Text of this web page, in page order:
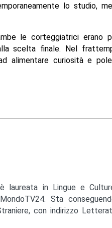
lo studio,
le corteggiatrici erano
scelta finale. Nel
alimentare curiosità e
laureata in Lingue e
Sta
con indirizzo